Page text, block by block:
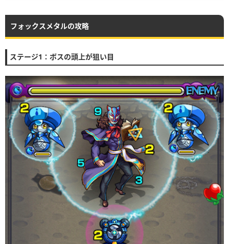
フォックスメタルの攻略
ステージ1：ボスの頭上が狙い目